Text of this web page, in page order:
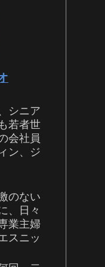
シニア
若者世
会社員
ン、ジ
のない
、日々
業主婦
スニッ